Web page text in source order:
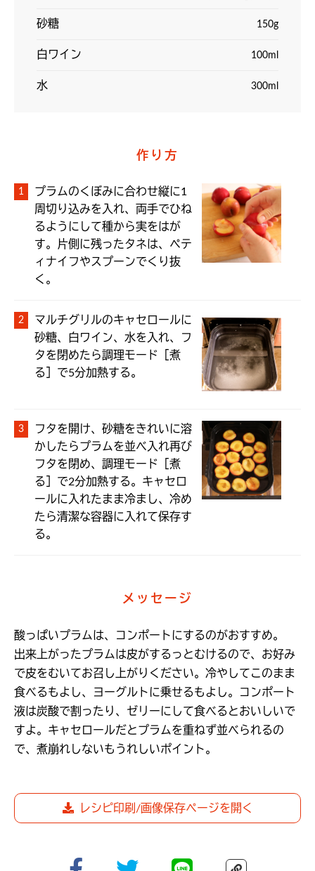
砂糖 150g
白ワイン 100ml
水 300ml
作り方
プラムのくぼみに合わせ縦に1
周切り込みを入れ、両手でひね
るようにして種から実をはが
す。片側に残ったタネは、ペテ
ィナイフやスプーンでくり抜
く。
マルチグリルのキャセロールに
砂糖、白ワイン、水を入れ、フ
タを閉めたら調理モード［煮
る］で5分加熱する。
フタを開け、砂糖をきれいに溶
かしたらプラムを並べ入れ再び
フタを閉め、調理モード［煮
る］で2分加熱する。キャセロ
ールに入れたまま冷まし、冷め
たら清潔な容器に入れて保存す
る。
メッセージ
酸っぱいプラムは、コンポートにするのがおすすめ。
出来上がったプラムは皮がするっとむけるので、お好み
で皮をむいてお召し上がりください。冷やしてこのまま
食べるもよし、ヨーグルトに乗せるもよし。コンポート
液は炭酸で割ったり、ゼリーにして食べるとおいしいで
すよ。キャセロールだとプラムを重ねず並べられるの
で、煮崩れしないもうれしいポイント。
レシピ印刷/画像保存ページを開く